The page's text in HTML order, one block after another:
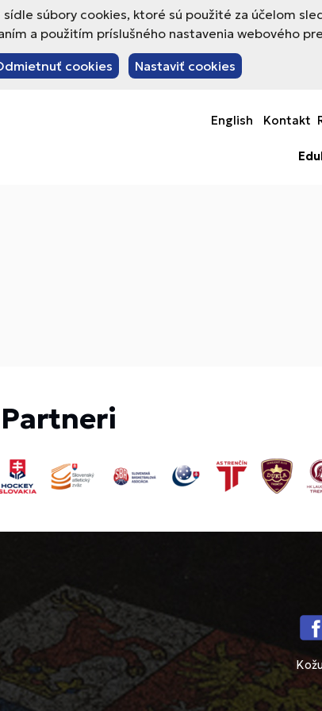
súbory cookies, ktoré sú použité za účelom
a použitím príslušného nastavenia webového
cookies Nastaviť cookies
English Kontakt
Partneri